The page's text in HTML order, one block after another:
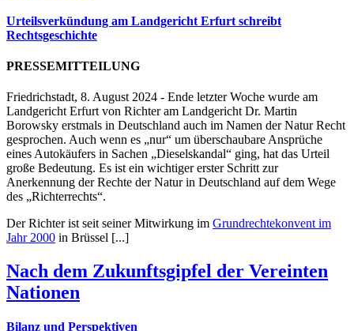
Urteilsverkündung am Landgericht Erfurt schreibt
Rechtsgeschichte
PRESSEMITTEILUNG
Friedrichstadt, 8. August 2024 - Ende letzter Woche wurde am
Landgericht Erfurt von Richter am Landgericht Dr. Martin
Borowsky erstmals in Deutschland auch im Namen der Natur Recht
gesprochen. Auch wenn es „nur“ um überschaubare Ansprüche
eines Autokäufers in Sachen „Dieselskandal“ ging, hat das Urteil
große Bedeutung. Es ist ein wichtiger erster Schritt zur
Anerkennung der Rechte der Natur in Deutschland auf dem Wege
des „Richterrechts“.
Der Richter ist seit seiner Mitwirkung im Grundrechtekonvent im
Jahr 2000 in Brüssel [...]
Nach dem Zukunftsgipfel der Vereinten
Nationen
Bilanz und Perspektiven